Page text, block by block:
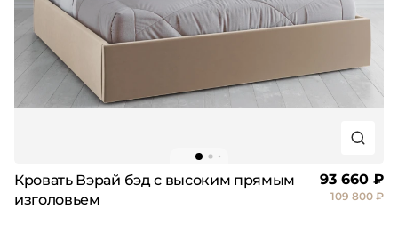
Кровать Вэрай бэд с высоким прямым
изголовьем
93 660 ₽
109 800 ₽